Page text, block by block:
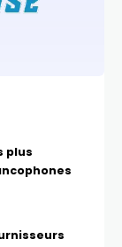
plus